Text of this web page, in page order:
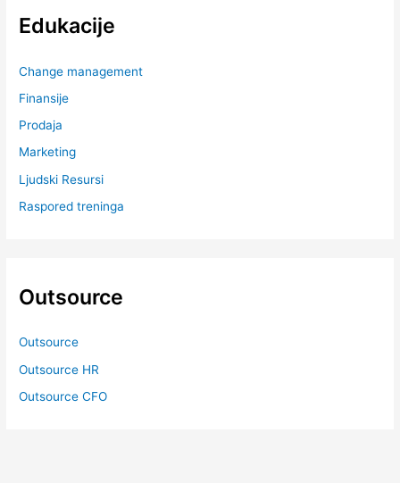
Edukacije
Change management
Finansije
Prodaja
Marketing
Ljudski Resursi
Raspored treninga
Outsource
Outsource
Outsource HR
Outsource CFO